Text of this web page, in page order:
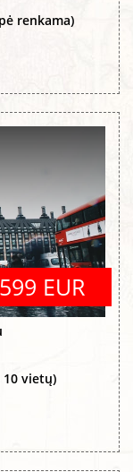
renkama)
599 EUR
10 vietų)